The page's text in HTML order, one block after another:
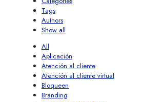
Tags
Authors
Show all
All
Aplicación
Atención al cliente
Atención al cliente virtual
Bloqueen
Branding